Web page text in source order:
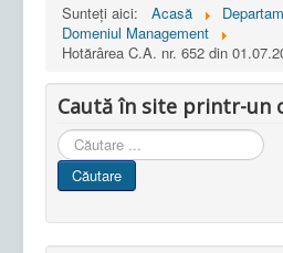
Sunteți aici: Acasă
Domeniul Management
Hotărârea C.A. nr. 652 din
Caută în site printr-un
Cauta
in
site
Căutare